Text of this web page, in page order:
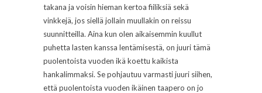
takana ja voisin hieman kertoa fiiliksiä sekä
vinkkejä, jos siellä jollain muullakin on reissu
suunnitteilla. Aina kun olen aikaisemmin kuullut
puhetta lasten kanssa lentämisestä, on juuri tämä
puolentoista vuoden ikä koettu kaikista
hankalimmaksi. Se pohjautuu varmasti juuri siihen,
että puolentoista vuoden ikäinen taapero on jo